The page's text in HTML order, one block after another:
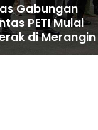
Gabungan
PETI Mulai
di Merangin